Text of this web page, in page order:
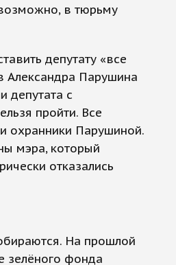
в тюрьму
депутату «все
Александра Парушина
депутата с
пройти. Все
охранники Парушиной.
мэра, который
отказались
На прошлой
зелёного фонда